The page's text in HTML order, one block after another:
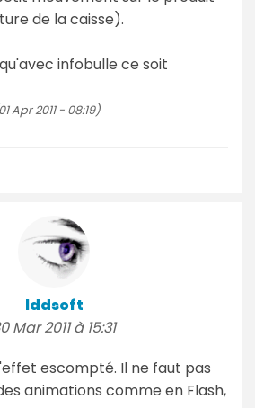
de la caisse).
infobulle ce soit
Apr 2011 - 08:19)
lddsoft
Mar 2011 à 15:31
escompté. Il ne faut pas
animations comme en Flash,